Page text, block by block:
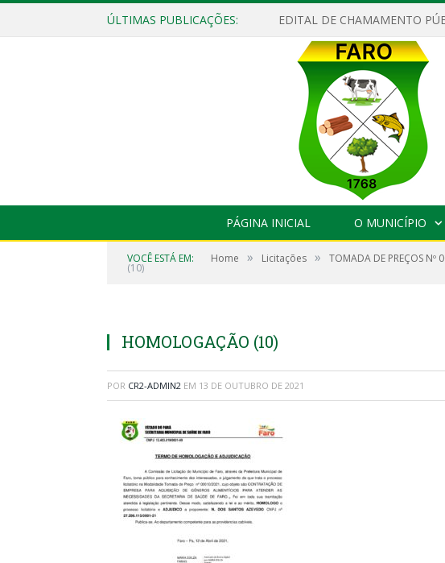
ÚLTIMAS PUBLICAÇÕES: EDITAL DE CHAMAMENTO
PÁGINA INICIAL O MUNICÍPIO
VOCÊ ESTÁ EM: Home » Licitações » TOMADA DE PREÇOS Nº
(10)
HOMOLOGAÇÃO (10)
POR CR2-ADMIN2 EM 13 DE OUTUBRO DE 2021